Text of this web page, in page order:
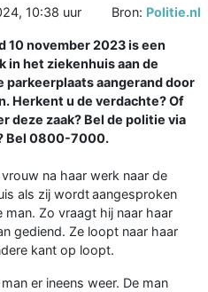
10:38 uur Bron: Politie.nl
10 november 2023 is een
in het ziekenhuis aan de
parkeerplaats aangerand door
Herkent u de verdachte? Of
deze zaak? Bel de politie via
Bel 0800-7000.
na haar werk naar de
als zij wordtaangesproken
Zo vraagt hij naar haar
gediend. Ze loopt naar haar
kant op loopt.
er ineens weer. De man